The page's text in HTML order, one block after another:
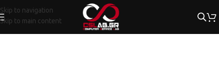
Skip to navigation
Skip to main content